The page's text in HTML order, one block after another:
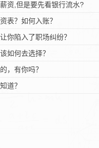
资,但是要先看银行流水?
表？如何入账？
你陷入了职场纠纷？
如何去选择？
，有你吗？
道？